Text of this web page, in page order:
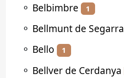
⚬ Belbimbre 1
⚬ Bellmunt de Segarra
⚬ Bello 1
⚬ Bellver de Cerdanya